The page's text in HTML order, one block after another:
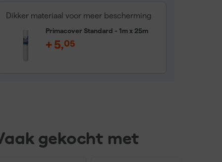
Dikker materiaal voor meer bescherming
Primacover Standard - 1m x 25m
+5,05
gekocht met